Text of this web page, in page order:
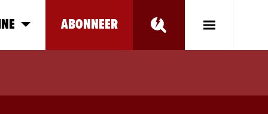
ABONNEER
Toggle